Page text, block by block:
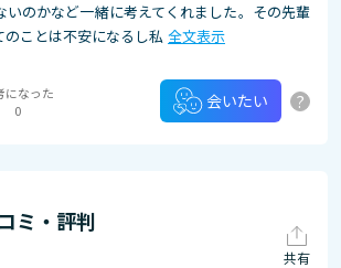
いのかなど一緒に考えてくれました。その先輩
ことは不安になるし私 全文表示
になった
0
会いたい ?
ミ・評判
共有